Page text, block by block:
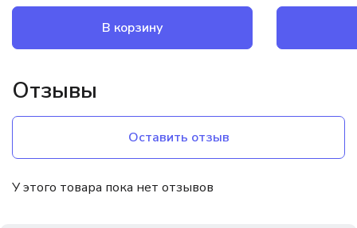
В корзину
Отзывы
Оставить отзыв
У этого товара пока нет отзывов